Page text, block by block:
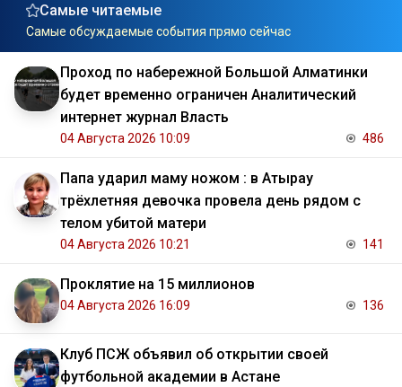
Самые читаемые
Самые обсуждаемые события прямо сейчас
Проход по набережной Большой Алматинки
будет временно ограничен Аналитический
интернет журнал Власть
04 Августа 2026 10:09 486
Папа ударил маму ножом : в Атырау
трёхлетняя девочка провела день рядом с
телом убитой матери
04 Августа 2026 10:21 141
Проклятие на 15 миллионов
04 Августа 2026 16:09 136
Клуб ПСЖ объявил об открытии своей
футбольной академии в Астане